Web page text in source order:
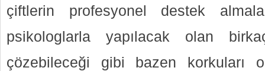
çiftlerin profesyonel destek
psikologlarla yapılacak olan
çözebileceği gibi bazen korkuları